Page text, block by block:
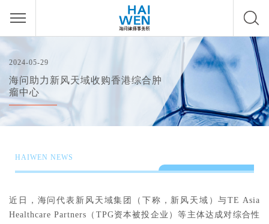
2024-05-29
海问助力新风天域收购香港综合肿
瘤中心
HAIWEN NEWS
近日，海问代表新风天域集团（下称，新风天域 ）与TE Asia
Healthcare Partners（TPG资本被投企业）等主体达成对综合性